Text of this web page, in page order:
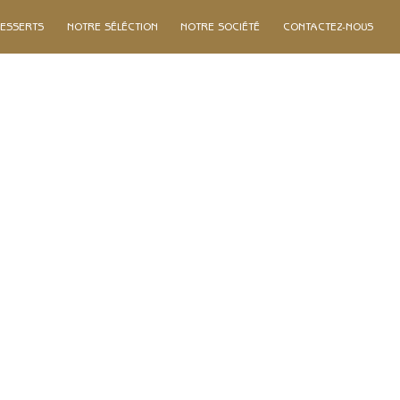
NOTRE SÉLÉCTION NOTRE SOCIÉTÉ CONTACTEZ-NOUS